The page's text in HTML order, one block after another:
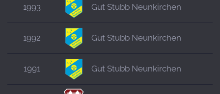
1993 Gut Stubb Neunkirchen
1992 Gut Stubb Neunkirchen
1991 Gut Stubb Neunkirchen